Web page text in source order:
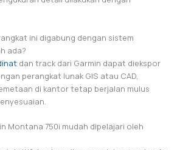
ini digabung dengan sistem
ada?
dan track dari Garmin dapat diekspor
perangkat lunak GIS atau CAD,
di kantor tetap berjalan mulus
Montana 750i mudah dipelajari oleh